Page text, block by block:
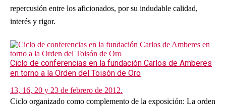
repercusión entre los aficionados, por su indudable calidad,
interés y rigor.
Ciclo de conferencias en la fundación Carlos de Amberes
en torno a la Orden del Toisón de Oro
13, 16, 20 y 23 de febrero de 2012.
Ciclo organizado como complemento de la exposición: La orden